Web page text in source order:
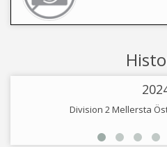
Division 2 Mellersta